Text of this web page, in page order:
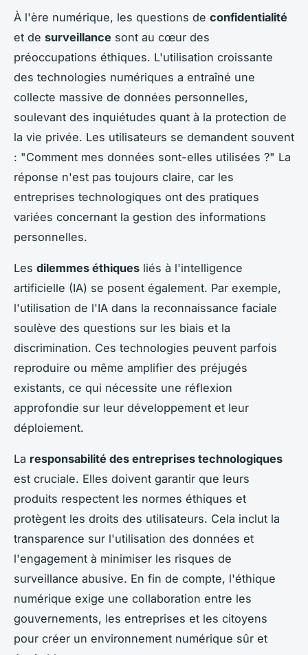
À l'ère numérique, les questions de confidentialité
et de surveillance sont au cœur des
préoccupations éthiques. L'utilisation croissante
des technologies numériques a entraîné une
collecte massive de données personnelles,
soulevant des inquiétudes quant à la protection de
la vie privée. Les utilisateurs se demandent souvent
: "Comment mes données sont-elles utilisées ?" La
réponse n'est pas toujours claire, car les
entreprises technologiques ont des pratiques
variées concernant la gestion des informations
personnelles.
Les dilemmes éthiques liés à l'intelligence
artificielle (IA) se posent également. Par exemple,
l'utilisation de l'IA dans la reconnaissance faciale
soulève des questions sur les biais et la
discrimination. Ces technologies peuvent parfois
reproduire ou même amplifier des préjugés
existants, ce qui nécessite une réflexion
approfondie sur leur développement et leur
déploiement.
La responsabilité des entreprises technologiques
est cruciale. Elles doivent garantir que leurs
produits respectent les normes éthiques et
protègent les droits des utilisateurs. Cela inclut la
transparence sur l'utilisation des données et
l'engagement à minimiser les risques de
surveillance abusive. En fin de compte, l'éthique
numérique exige une collaboration entre les
gouvernements, les entreprises et les citoyens
pour créer un environnement numérique sûr et